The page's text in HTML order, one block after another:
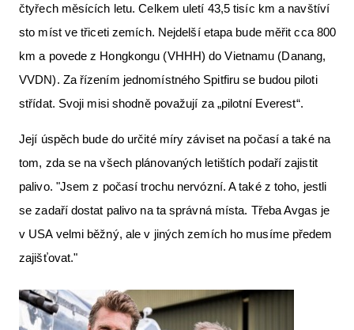
čtyřech měsících letu. Celkem uletí 43,5 tisíc km a navštíví
sto míst ve třiceti zemích. Nejdelší etapa bude měřit cca 800
km a povede z Hongkongu (VHHH) do Vietnamu (Danang,
VVDN). Za řízením jednomístného Spitfiru se budou piloti
střídat. Svoji misi shodně považují za „pilotní Everest“.
Její úspěch bude do určité míry záviset na počasí a také na
tom, zda se na všech plánovaných letištích podaří zajistit
palivo. "Jsem z počasí trochu nervózní. A také z toho, jestli
se zadaří dostat palivo na ta správná místa. Třeba Avgas je
v USA velmi běžný, ale v jiných zemích ho musíme předem
zajišťovat."